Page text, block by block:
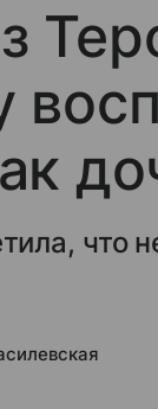
что